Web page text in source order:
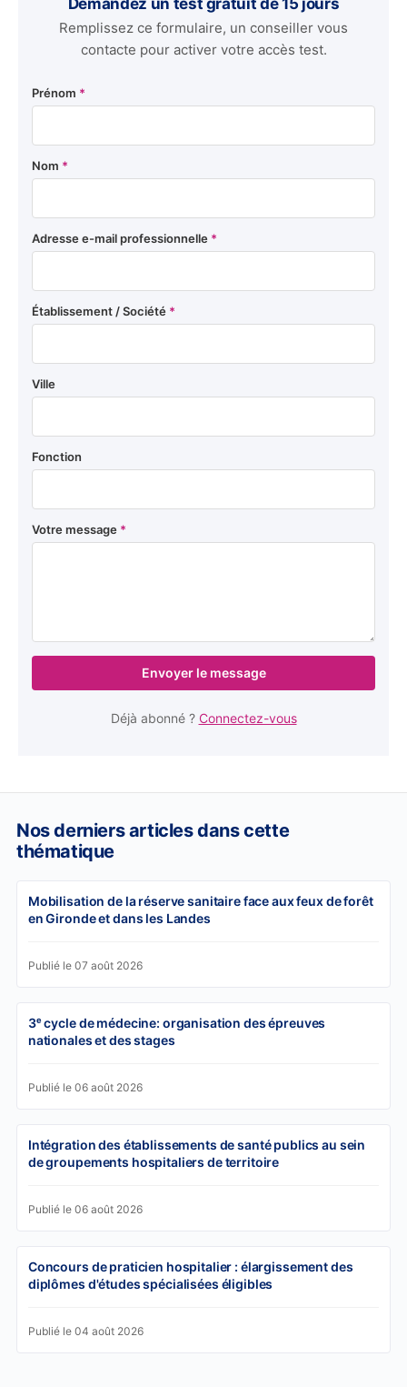
Remplissez ce formulaire, un conseiller vous
contacte pour activer votre accès test.
Prénom *
Nom *
Adresse e-mail professionnelle *
Établissement / Société *
Ville
Fonction
Votre message *
Envoyer le message
Déjà abonné ? Connectez-vous
Nos derniers articles dans cette
thématique
Mobilisation de la réserve sanitaire face aux feux de forêt
en Gironde et dans les Landes
Publié le 07 août 2026
3ᵉ cycle de médecine: organisation des épreuves
nationales et des stages
Publié le 06 août 2026
Intégration des établissements de santé publics au sein
de groupements hospitaliers de territoire
Publié le 06 août 2026
Concours de praticien hospitalier : élargissement des
diplômes d'études spécialisées éligibles
Publié le 04 août 2026